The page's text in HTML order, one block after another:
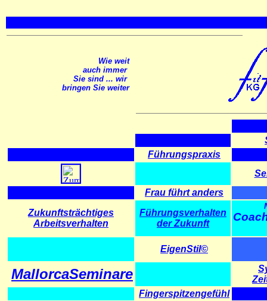
Wie weit
auch immer
Sie sind ... wir
bringen Sie weiter
Führungspraxis
Frau führt anders
Zukunftsträchtiges
Arbeitsverhalten
Führungsverhalten
der Zukunft
EigenStil©
MallorcaSeminare
Fingerspitzengefühl